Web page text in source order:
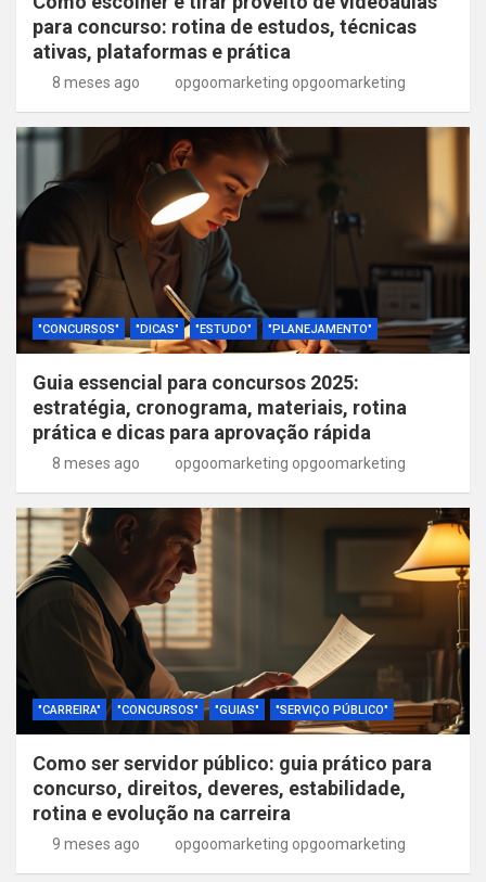
para concurso: rotina de estudos, técnicas
ativas, plataformas e prática
8 meses ago opgoomarketing opgoomarketing
"CONCURSOS" "DICAS" "ESTUDO" "PLANEJAMENTO"
Guia essencial para concursos 2025:
estratégia, cronograma, materiais, rotina
prática e dicas para aprovação rápida
8 meses ago opgoomarketing opgoomarketing
"CARREIRA" "CONCURSOS" "GUIAS" "SERVIÇO PÚBLICO"
Como ser servidor público: guia prático para
concurso, direitos, deveres, estabilidade,
rotina e evolução na carreira
9 meses ago opgoomarketing opgoomarketing